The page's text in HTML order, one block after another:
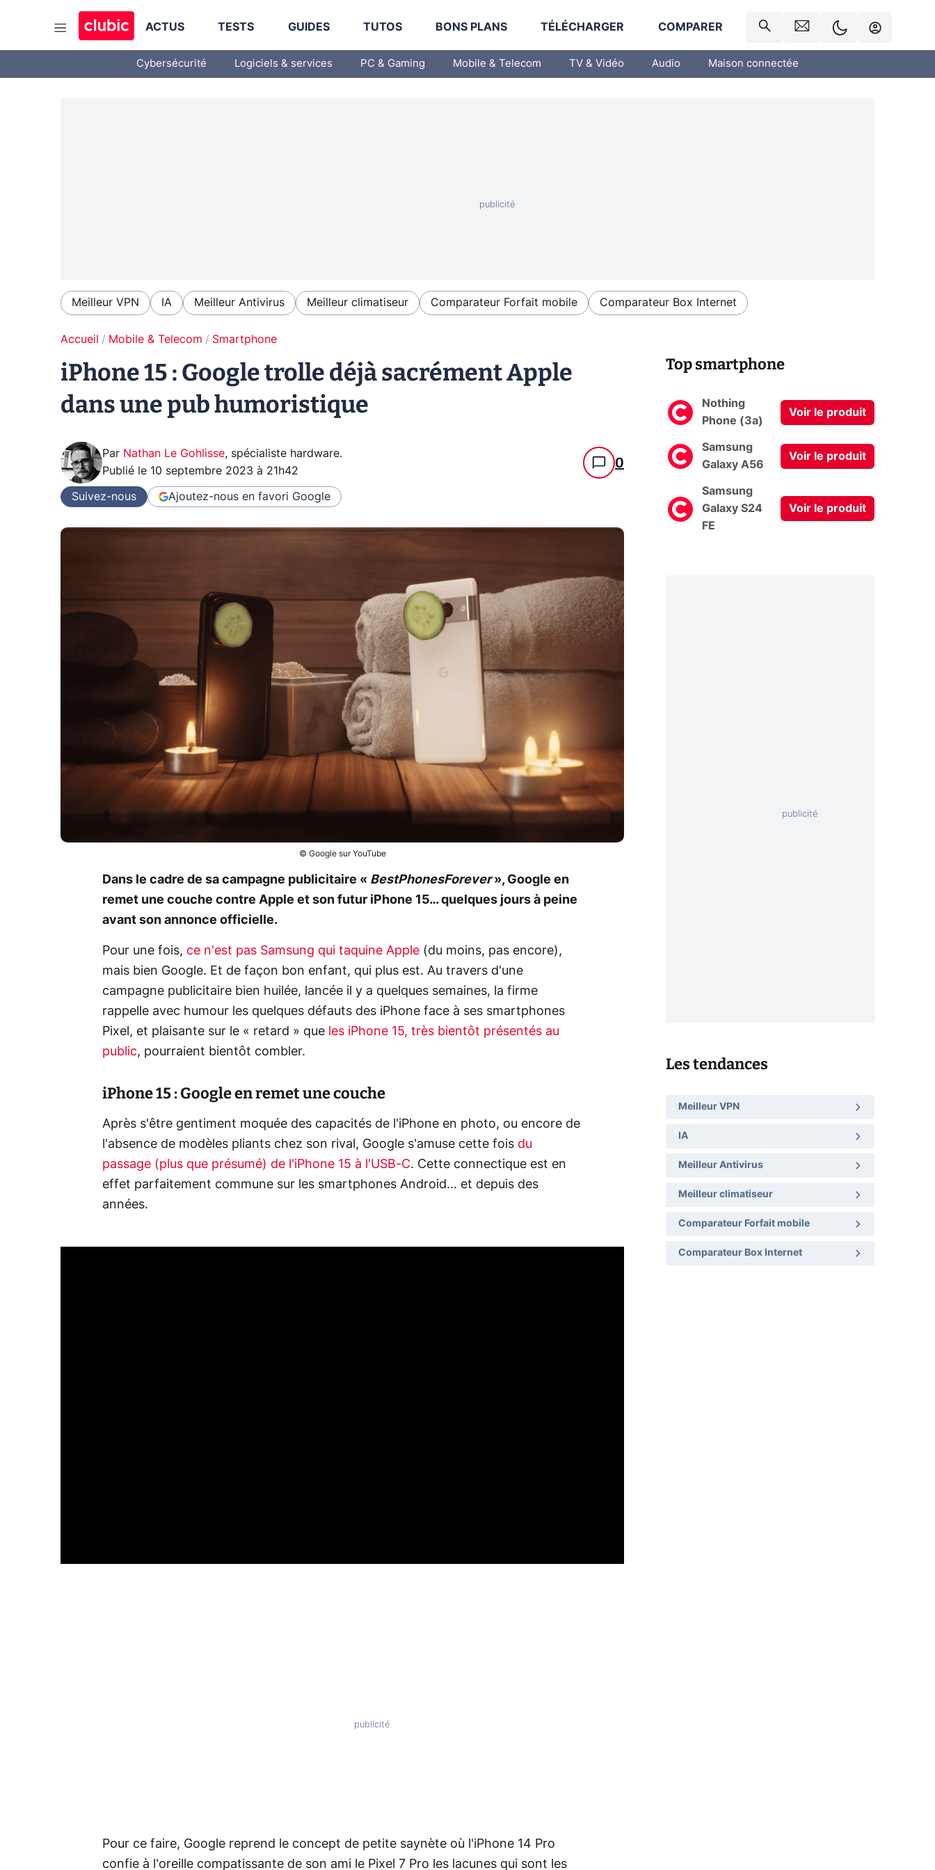
ACTUS TESTS GUIDES TUTOS BONS PLANS TÉLÉCHARGER COMPARER
Cybersécurité Logiciels & services PC & Gaming Mobile & Telecom TV & Vidéo Audio Maison connectée
Meilleur VPN IA Meilleur Antivirus Meilleur climatiseur Comparateur Forfait mobile Comparateur Box Internet
Accueil Mobile & Telecom Smartphone
iPhone 15 : Google trolle déjà sacrément Apple
dans une pub humoristique
Par Nathan Le Gohlisse, spécialiste hardware.
Publié le 10 septembre 2023 à 21h42 0
Suivez-nous Ajoutez-nous en favori Google
© Google sur YouTube
Dans le cadre de sa campagne publicitaire « BestPhonesForever», Google en
remet une couche contre Apple et son futur iPhone 15… quelques jours à peine
avant son annonce officielle.
Pour une fois, ce n'est pas Samsung qui taquine Apple (du moins, pas encore),
mais bien Google. Et de façon bon enfant, qui plus est. Au travers d'une
campagne publicitaire bien huilée, lancée il y a quelques semaines, la firme
rappelle avec humour les quelques défauts des iPhone face à ses smartphones
Pixel, et plaisante sur le « retard » que les iPhone 15, très bientôt présentés au
public, pourraient bientôt combler.
iPhone 15 : Google en remet une couche
Après s'être gentiment moquée des capacités de l'iPhone en photo, ou encore de
l'absence de modèles pliants chez son rival, Google s'amuse cette fois du
passage (plus que présumé) de l'iPhone 15 à l'USB-C. Cette connectique est en
effet parfaitement commune sur les smartphones Android… et depuis des
années.
Pour ce faire, Google reprend le concept de petite saynète où l'iPhone 14 Pro
confie à l'oreille compatissante de son ami le Pixel 7 Pro les lacunes qui sont les
Top smartphone
Nothing
Phone (3a)
Voir le produit
Samsung
Galaxy A56
Voir le produit
Samsung
Galaxy S24
FE
Voir le produit
Les tendances
Meilleur VPN
IA
Meilleur Antivirus
Meilleur climatiseur
Comparateur Forfait mobile
Comparateur Box Internet